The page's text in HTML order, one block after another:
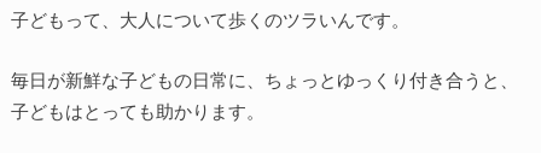
子どもって、大人について歩くのツラいんです。
毎日が新鮮な子どもの日常に、ちょっとゆっくり付き合うと、
子どもはとっても助かります。